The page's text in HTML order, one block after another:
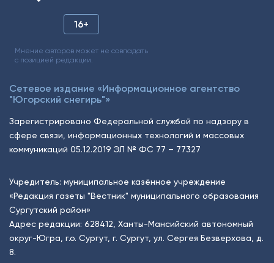
16+
Мнение авторов может не совпадать
с позицией редакции.
Сетевое издание «Информационное агентство
"Югорский снегирь"»
Зарегистрировано Федеральной службой по надзору в
сфере связи, информационных технологий и массовых
коммуникаций 05.12.2019 ЭЛ № ФС 77 – 77327
Учредитель: муниципальное казённое учреждение
«Редакция газеты "Вестник" муниципального образования
Сургутский район»
Адрес редакции: 628412, Ханты-Мансийский автономный
округ-Югра, г.о. Сургут, г. Сургут, ул. Сергея Безверхова, д.
8.